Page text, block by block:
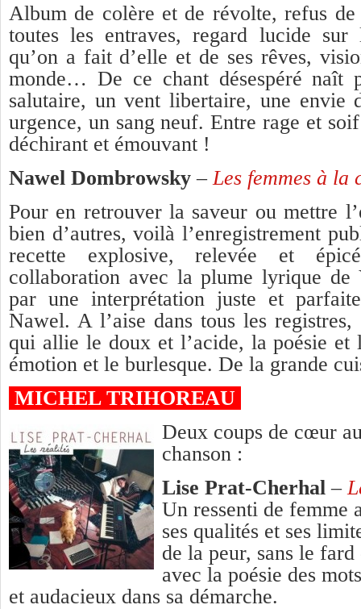
Album de colère et de révolte, refus
toutes les entraves, regard lucide sur
qu’on a fait d’elle et de ses rêves,
monde… De ce chant désespéré naît
salutaire, un vent libertaire, une envie
urgence, un sang neuf. Entre rage et
déchirant et émouvant !
Nawel Dombrowsky – Les femmes à la
Pour en retrouver la saveur ou mettre
bien d’autres, voilà l’enregistrement
recette explosive, relevée et
collaboration avec la plume lyrique de
par une interprétation juste et
Nawel. A l’aise dans tous les
qui allie le doux et l’acide, la poésie et
émotion et le burlesque. De la grande
MICHEL TRIHOREAU
Deux coups de cœur
chanson :
Lise Prat-Cherhal –
Un ressenti de femme
ses qualités et ses
de la peur, sans le
avec la poésie des
et audacieux dans sa démarche.